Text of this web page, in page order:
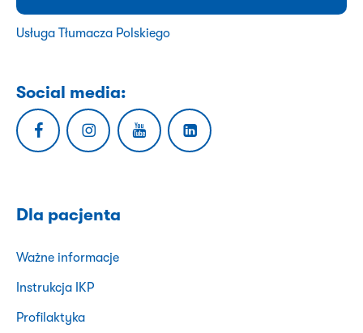
Usługa Tłumacza Polskiego
Social media:
Dla pacjenta
Ważne informacje
Instrukcja IKP
Profilaktyka